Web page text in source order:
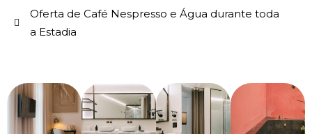
Oferta de Café Nespresso e Água durante toda
a Estadia